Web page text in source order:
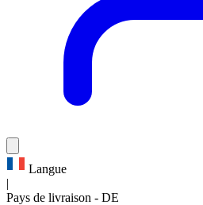
Langue
|
Pays de livraison - DE